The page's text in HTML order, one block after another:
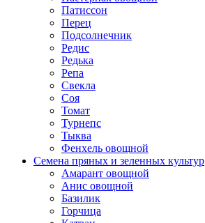
Патиссон
Перец
Подсолнечник
Редис
Редька
Репа
Свекла
Соя
Томат
Турнепс
Тыква
Фенхель овощной
Семена пряных и зеленных культур
Амарант овощной
Анис овощной
Базилик
Горчица